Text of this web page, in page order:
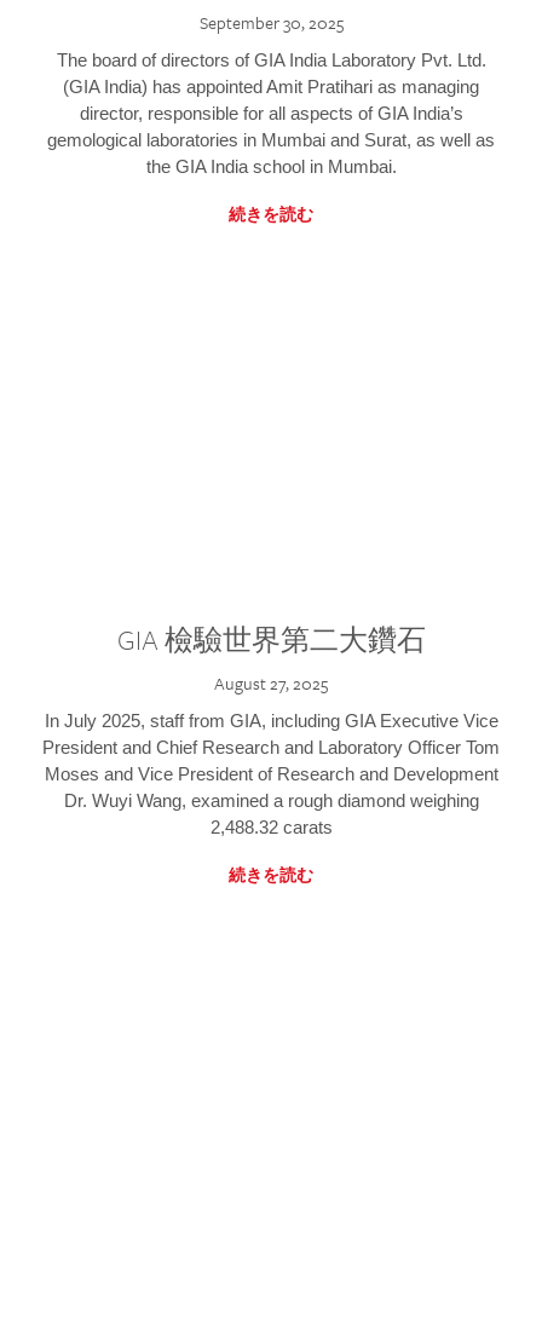
September 30, 2025
The board of directors of GIA India Laboratory Pvt. Ltd.
(GIA India) has appointed Amit Pratihari as managing
director, responsible for all aspects of GIA India’s
gemological laboratories in Mumbai and Surat, as well as
the GIA India school in Mumbai.
続きを読む
GIA 檢驗世界第二大鑽石
August 27, 2025
In July 2025, staff from GIA, including GIA Executive Vice
President and Chief Research and Laboratory Officer Tom
Moses and Vice President of Research and Development
Dr. Wuyi Wang, examined a rough diamond weighing
2,488.32 carats
続きを読む